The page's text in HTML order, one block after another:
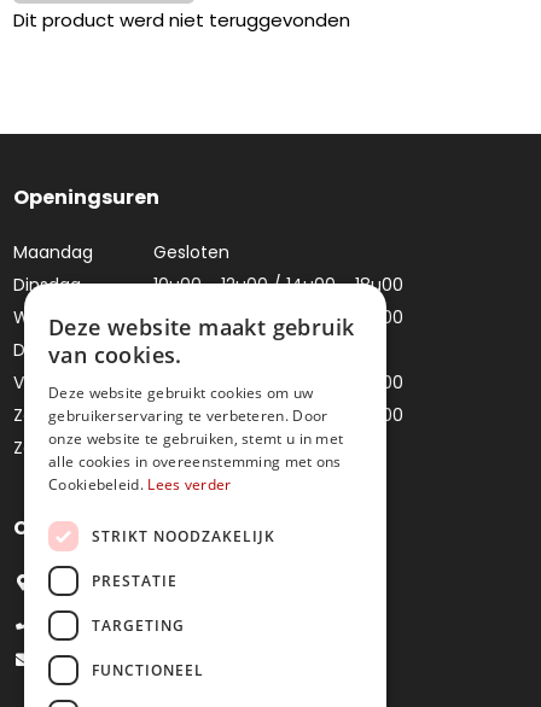
Dit product werd niet teruggevonden
Openingsuren
Maandag
Gesloten
Dinsdag
10u00 - 12u00 / 14u00 - 18u00
Woensdag
10u00 - 12u00 / 14u00 - 18u00
Donderdag
Gesloten
Vrijdag
10u00 - 12u00 / 14u00 - 18u00
Zaterdag
10u00 - 12u00 / 14u00 - 18u00
Zondag
Gesloten
Contacteer ons
Bredestraat 4, 9041 Oostakker
+32 9 251 09 27
info@juweliermoens.be
Deze website maakt gebruik
van cookies.
Deze website gebruikt cookies om uw
gebruikerservaring te verbeteren. Door
onze website te gebruiken, stemt u in met
alle cookies in overeenstemming met ons
Cookiebeleid. Lees verder
STRIKT NOODZAKELIJK
PRESTATIE
TARGETING
FUNCTIONEEL